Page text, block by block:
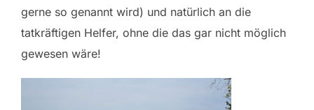
gerne so genannt wird) und natürlich an die
tatkräftigen Helfer, ohne die das gar nicht möglich
gewesen wäre!